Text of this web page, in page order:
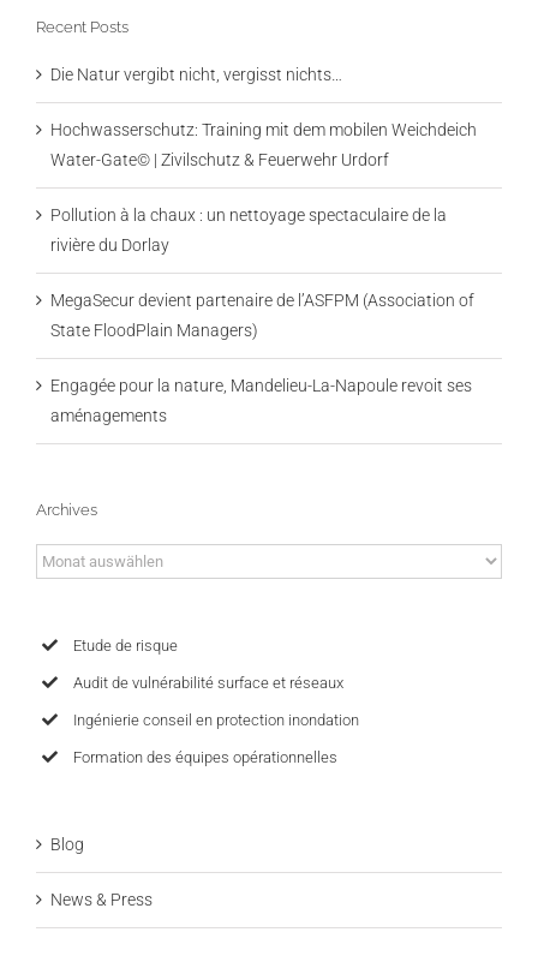
Recent Posts
Die Natur vergibt nicht, vergisst nichts…
Hochwasserschutz: Training mit dem mobilen Weichdeich
Water-Gate© | Zivilschutz & Feuerwehr Urdorf
Pollution à la chaux : un nettoyage spectaculaire de la
rivière du Dorlay
MegaSecur devient partenaire de l’ASFPM (Association of
State FloodPlain Managers)
Engagée pour la nature, Mandelieu-La-Napoule revoit ses
aménagements
Archives
Archives
Etude de risque
Audit de vulnérabilité surface et réseaux
Ingénierie conseil en protection inondation
Formation des équipes opérationnelles
Blog
News & Press